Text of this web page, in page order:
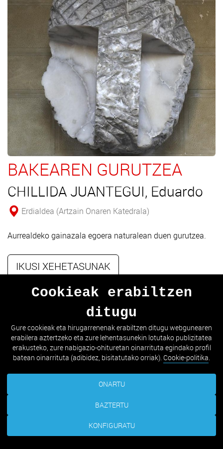
BAKEAREN GURUTZEA
CHILLIDA JUANTEGUI, Eduardo
Erdialdea (Artzain Onaren Katedrala)
Aurrealdeko gainazala egoera naturalean duen gurutzea.
IKUSI XEHETASUNAK
1 2 3 4 5 6
7
8
Cookieak erabiltzen
ditugu
Gure cookieak eta hirugarrenenak erabiltzen ditugu webgunearen
erabilera aztertzeko eta zure lehentasunekin lotutako publizitatea
erakusteko, zure nabigazio-ohituretan oinarrituta egindako profil
batean oinarrituta (adibidez, bisitatutako orriak). Cookie-politika.
KONFIGURATU
BAZTERTU
ONARTU